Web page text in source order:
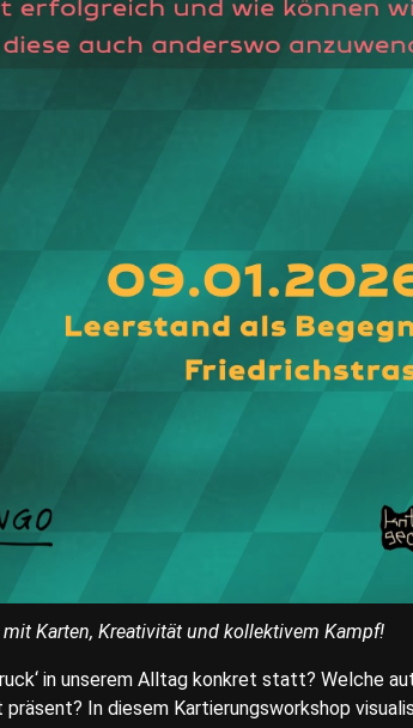
Karten, Kreativität und kollektivem Kampf!
in unserem Alltag konkret statt? Welche
In diesem Kartierungsworkshop